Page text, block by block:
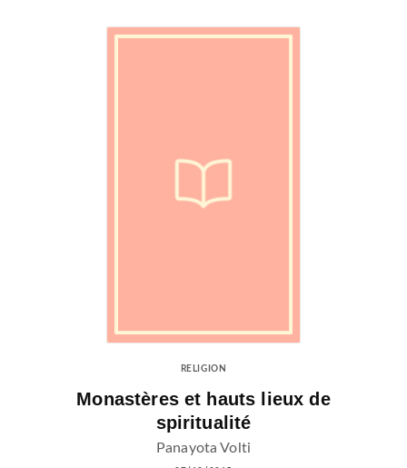
RELIGION
Monastères et hauts lieux de
spiritualité
Panayota Volti